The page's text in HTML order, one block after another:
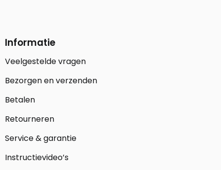
Informatie
Veelgestelde vragen
Bezorgen en verzenden
Betalen
Retourneren
Service & garantie
Instructievideo’s